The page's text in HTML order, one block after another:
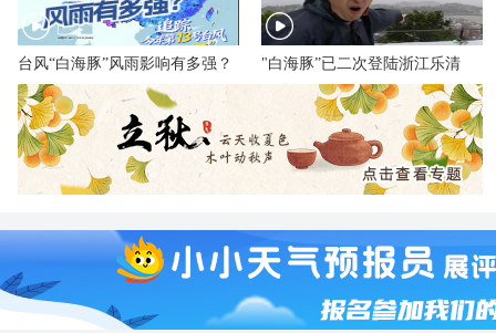
台风“白海豚”风雨影响有多强？ "白海豚”已二次登陆浙江乐清